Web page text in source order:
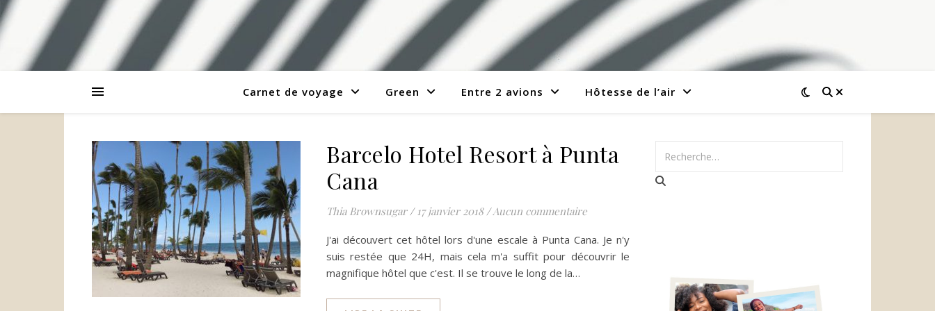
Carnet de voyage Green Entre 2 avions Hôtesse de l’air
Barcelo Hotel Resort à Punta
Cana
Thia Brownsugar / 17 janvier 2018 /Aucun commentaire
J'ai découvert cet hôtel lors d'une escale à Punta Cana. Je n'y
suis restée que 24H, mais cela m'a suffit pour découvrir le
magnifique hôtel que c'est. Il se trouve le long de la…